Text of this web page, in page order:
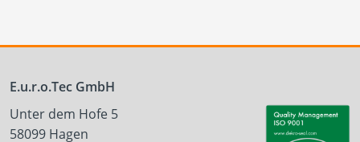
E.u.r.o.Tec GmbH
Unter dem Hofe 5
58099 Hagen